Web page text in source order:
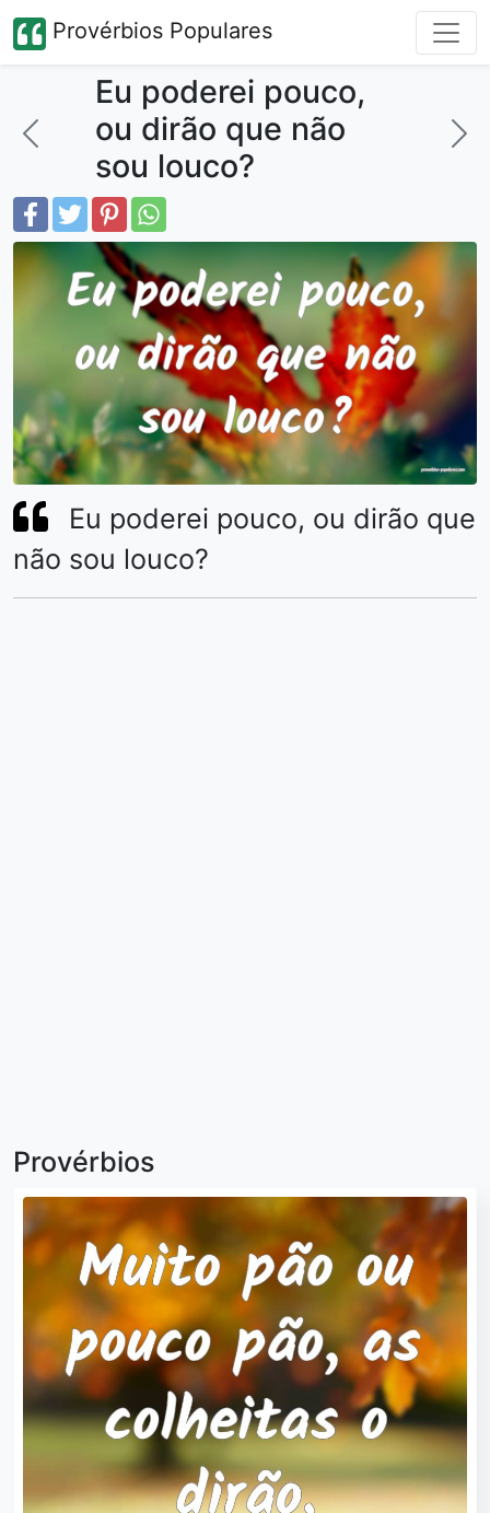
Provérbios Populares
Eu poderei pouco,
ou dirão que não
sou louco?
Eu poderei pouco, ou dirão que
não sou louco?
Provérbios